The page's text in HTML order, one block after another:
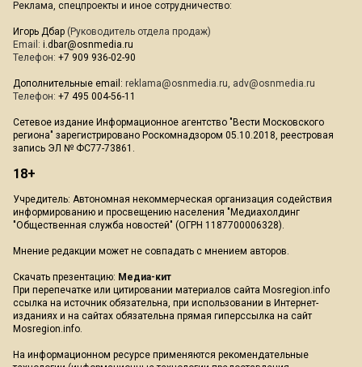
Реклама, спецпроекты и иное сотрудничество:
Игорь Дбар (Руководитель отдела продаж)
Email: i.dbar@osnmedia.ru
Телефон: +7 909 936-02-90
Дополнительные email: reklama@osnmedia.ru, adv@osnmedia.ru
Телефон: +7 495 004-56-11
Сетевое издание Информационное агентство "Вести Московского
региона" зарегистрировано Роскомнадзором 05.10.2018, реестровая
запись ЭЛ № ФС77-73861.
18+
Учредитель: Автономная некоммерческая организация содействия
информированию и просвещению населения "Медиахолдинг
"Общественная служба новостей" (ОГРН 1187700006328).
Мнение редакции может не совпадать с мнением авторов.
Скачать презентацию: Медиа-кит
При перепечатке или цитировании материалов сайта Mosregion.info
ссылка на источник обязательна, при использовании в Интернет-
изданиях и на сайтах обязательна прямая гиперссылка на сайт
Mosregion.info.
На информационном ресурсе применяются рекомендательные